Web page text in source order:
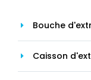
Bouche
Caisson